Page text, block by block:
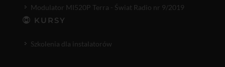
Modulator MI520P Terra - Świat Radio nr 9/2019
KURSY
Szkolenia dla instalatorów